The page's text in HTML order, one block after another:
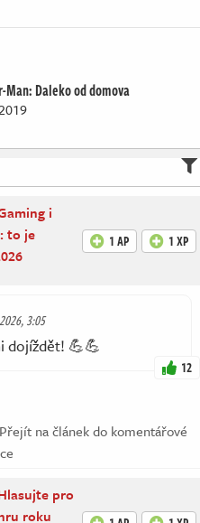
Man: Daleko od domova
i
to je
1 AP 1 XP
3:05
dojíždět! 💪💪
12
na článek do komentářové
pro
roku